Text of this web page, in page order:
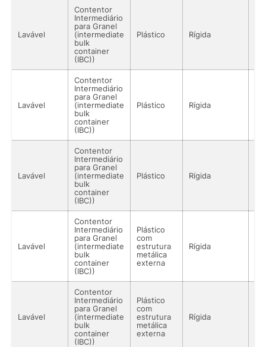
Lavável
Contentor
Intermediário
para Granel
(intermediate
bulk
container
(IBC))
Plástico Rígida
Lavável
Contentor
Intermediário
para Granel
(intermediate
bulk
container
(IBC))
Plástico Rígida
Lavável
Contentor
Intermediário
para Granel
(intermediate
bulk
container
(IBC))
Plástico Rígida
Lavável
Contentor
Intermediário
para Granel
(intermediate
bulk
container
(IBC))
Plástico
com
estrutura
metálica
externa
Rígida
Lavável
Contentor
Intermediário
para Granel
(intermediate
bulk
container
(IBC))
Plástico
com
estrutura
metálica
externa
Rígida